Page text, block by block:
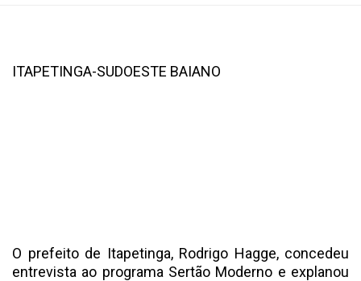
ITAPETINGA-SUDOESTE BAIANO
O prefeito de Itapetinga, Rodrigo Hagge, concedeu
entrevista ao programa Sertão Moderno e explanou